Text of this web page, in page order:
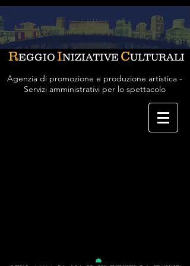
REGGIO INIZIATIVE CULTURALI
Agenzia di promozione e produzione artistica -
Servizi amministrativi per lo spettacolo